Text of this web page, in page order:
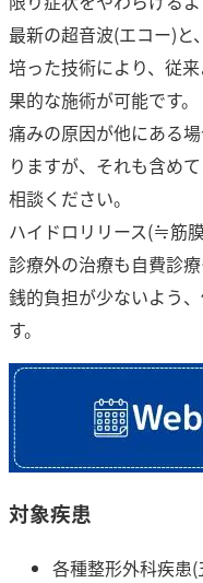
最新の超音波(エコー)
培った技術により、従
果的な施術が可能です。
痛みの原因が他にある
りますが、それも含め
相談ください。
ハイドロリリース(≒筋
診療外の治療も自費診
銭的負担が少ないよう
す。
対象疾患
各種整形外科疾患